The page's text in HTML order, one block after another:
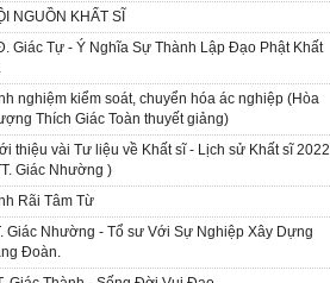
NGUỒN KHẤT SĨ
Giác Tự - Ý Nghĩa Sự Thành Lập Đạo Phật Khất
nghiệm kiểm soát, chuyển hóa ác nghiệp (Hòa
Thích Giác Toàn thuyết giảng)
thiệu vài Tư liệu về Khất sĩ - Lịch sử Khất sĩ 2022
Giác Nhường )
Rãi Tâm Từ
Giác Nhường - Tổ sư Với Sự Nghiệp Xây Dựng
Đoàn.